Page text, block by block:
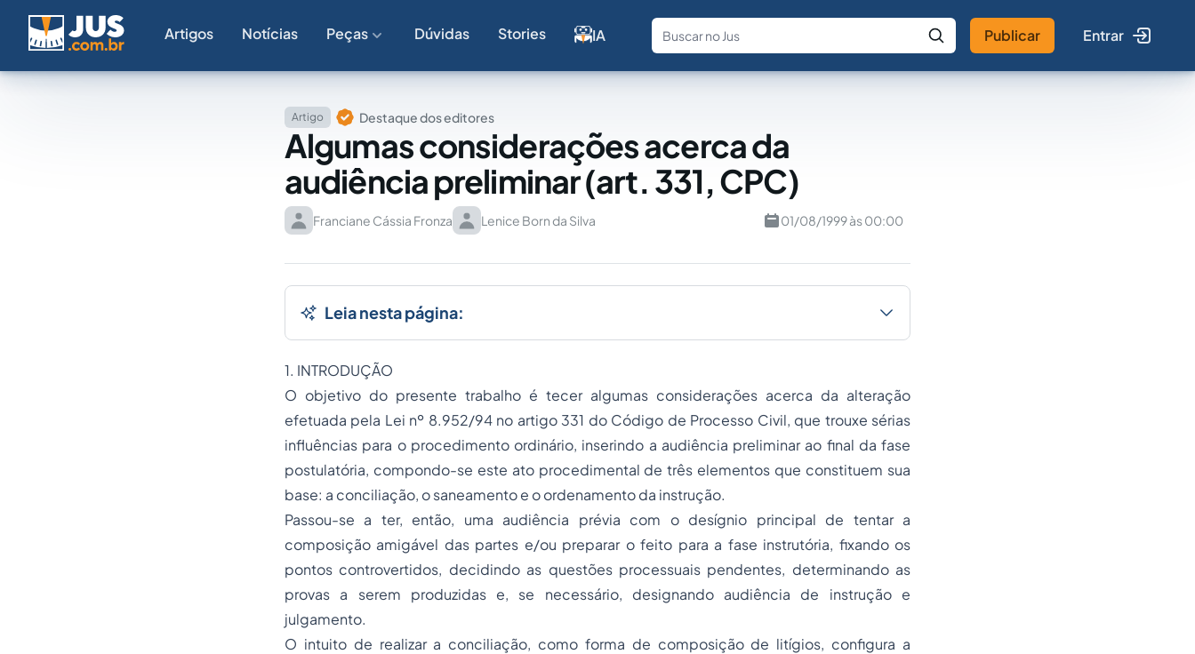
Artigos Notícias Peças Dúvidas Stories IA
Fale com a IA Buscar no Jus
Publicar Entrar
Artigo Destaque dos editores
Algumas considerações acerca da
audiência preliminar (art. 331, CPC)
Franciane Cássia Fronza Lenice Born da Silva 01/08/1999 às 00:00
Leia nesta página:
1. INTRODUÇÃO
O objetivo do presente trabalho é tecer algumas considerações acerca da alteração
efetuada pela Lei nº 8.952/94 no artigo 331 do Código de Processo Civil, que trouxe sérias
influências para o procedimento ordinário, inserindo a audiência preliminar ao final da fase
postulatória, compondo-se este ato procedimental de três elementos que constituem sua
base: a conciliação, o saneamento e o ordenamento da instrução.
Passou-se a ter, então, uma audiência prévia com o desígnio principal de tentar a
composição amigável das partes e/ou preparar o feito para a fase instrutória, fixando os
pontos controvertidos, decidindo as questões processuais pendentes, determinando as
provas a serem produzidas e, se necessário, designando audiência de instrução e
julgamento.
O intuito de realizar a conciliação, como forma de composição de litígios, configura a